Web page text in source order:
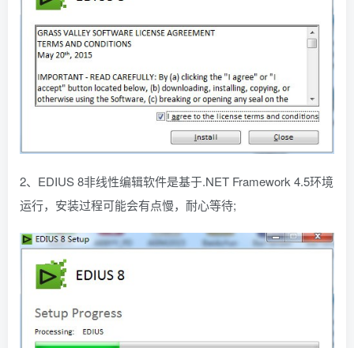
2、EDIUS 8非线性编辑软件是基于.NET Framework 4.5环境
运行，安装过程可能会有点慢，耐心等待;